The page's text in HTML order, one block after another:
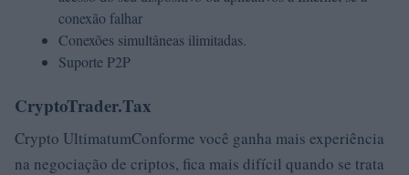
conexão falhar
Conexões simultâneas ilimitadas.
Suporte P2P
CryptoTrader.Tax
Crypto UltimatumConforme você ganha mais experiência
na negociação de criptos, fica mais difícil quando se trata